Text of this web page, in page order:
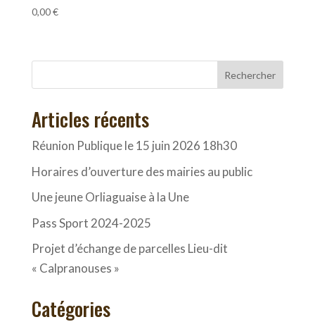
0,00€
Rechercher
Articles récents
Réunion Publique le 15 juin 2026 18h30
Horaires d’ouverture des mairies au public
Une jeune Orliaguaise à la Une
Pass Sport 2024-2025
Projet d’échange de parcelles Lieu-dit
« Calpranouses »
Catégories